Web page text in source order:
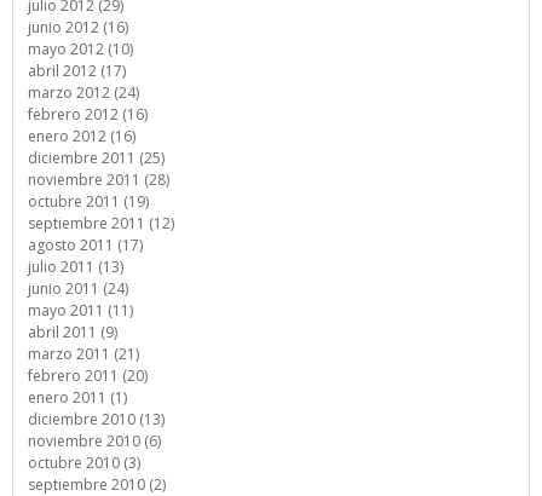
julio 2012 (29)
junio 2012 (16)
mayo 2012 (10)
abril 2012 (17)
marzo 2012 (24)
febrero 2012 (16)
enero 2012 (16)
diciembre 2011 (25)
noviembre 2011 (28)
octubre 2011 (19)
septiembre 2011 (12)
agosto 2011 (17)
julio 2011 (13)
junio 2011 (24)
mayo 2011 (11)
abril 2011 (9)
marzo 2011 (21)
febrero 2011 (20)
enero 2011 (1)
diciembre 2010 (13)
noviembre 2010 (6)
octubre 2010 (3)
septiembre 2010 (2)